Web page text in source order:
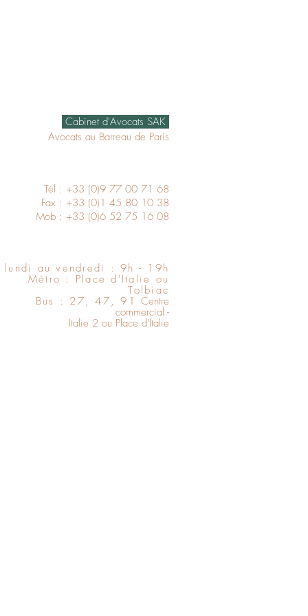
Cabinet d'Avocats SAK
Avocats au Barreau de Paris
Tél : +33 (0)9 77 00 71 68
Fax : +33 (0)1 45 80 10 38
Mob : +33 (0)6 52 75 16 08
lundi au vendredi : 9h - 19h
Métro : Place d'Italie ou
Tolbiac
Bus : 27, 47, 91 Centre
commercial -
Italie 2 ou Place d'Italie